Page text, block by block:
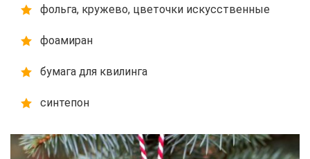
фольга, кружево, цветочки искусственные
фоамиран
бумага для квилинга
синтепон